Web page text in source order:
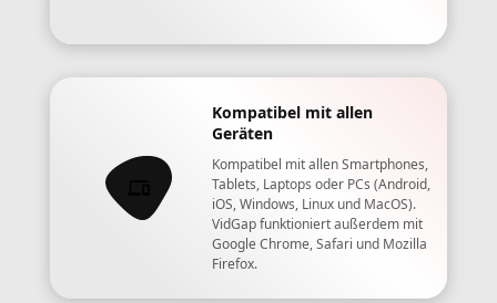
Kompatibel mit allen
Geräten
Kompatibel mit allen Smartphones,
Tablets, Laptops oder PCs (Android,
iOS, Windows, Linux und MacOS).
VidGap funktioniert außerdem mit
Google Chrome, Safari und Mozilla
Firefox.